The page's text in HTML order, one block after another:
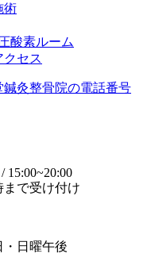
術
酸素ルーム
クセス
15:00~20:00
まで受け付け
・日曜午後